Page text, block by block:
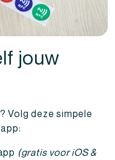
jouw
Volg deze simpele
(gratis voor iOS &